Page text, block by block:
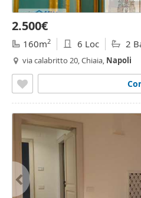
2.500€
160m2 6 Loc 2
via calabritto 20, Chiaia, Napoli